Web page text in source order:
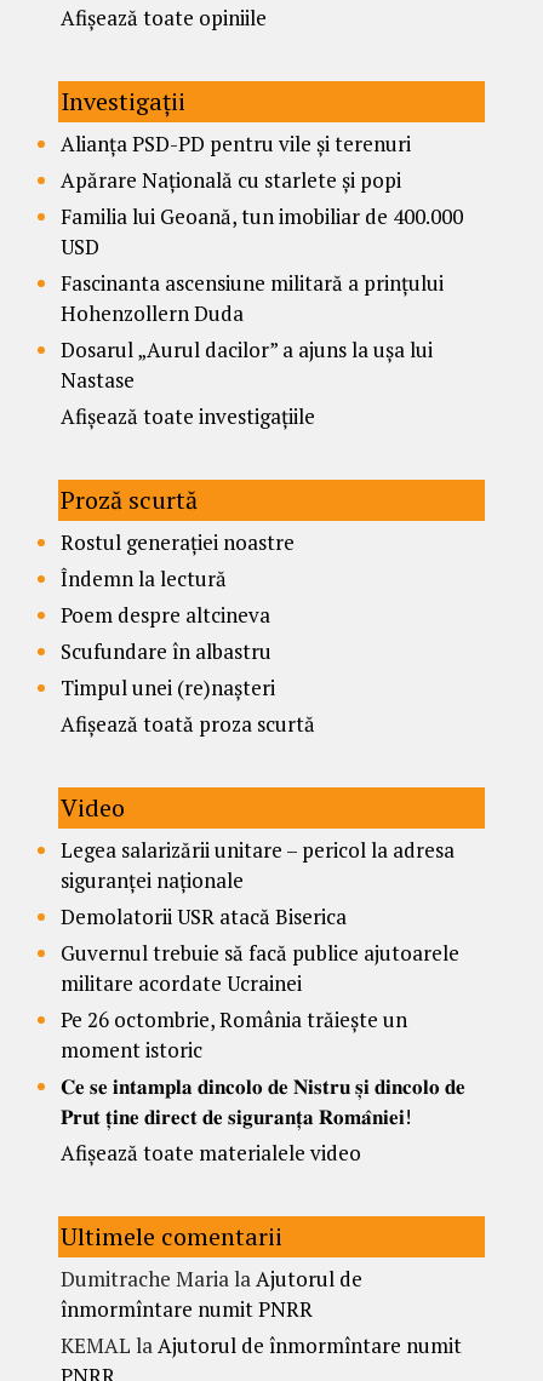
Afișează toate opiniile
Investigații
Alianța PSD-PD pentru vile și terenuri
Apărare Națională cu starlete și popi
Familia lui Geoană, tun imobiliar de 400.000
USD
Fascinanta ascensiune militară a prințului
Hohenzollern Duda
Dosarul „Aurul dacilor” a ajuns la ușa lui
Nastase
Afișează toate investigațiile
Proză scurtă
Rostul generației noastre
Îndemn la lectură
Poem despre altcineva
Scufundare în albastru
Timpul unei (re)nașteri
Afișează toată proza scurtă
Video
Legea salarizării unitare – pericol la adresa
siguranței naționale
Demolatorii USR atacă Biserica
Guvernul trebuie să facă publice ajutoarele
militare acordate Ucrainei
Pe 26 octombrie, România trăiește un
moment istoric
𝐂𝐞 𝐬𝐞 𝐢𝐧𝐭𝐚𝐦𝐩𝐥𝐚 𝐝𝐢𝐧𝐜𝐨𝐥𝐨 𝐝𝐞 𝐍𝐢𝐬𝐭𝐫𝐮 𝐬̦𝐢 𝐝𝐢𝐧𝐜𝐨𝐥𝐨 𝐝𝐞
𝐏𝐫𝐮𝐭 𝐭̦𝐢𝐧𝐞 𝐝𝐢𝐫𝐞𝐜𝐭 𝐝𝐞 𝐬𝐢𝐠𝐮𝐫𝐚𝐧𝐭̦𝐚 𝐑𝐨𝐦𝐚̂𝐧𝐢𝐞𝐢!
Afișează toate materialele video
Ultimele comentarii
Dumitrache MarialaAjutorul de
înmormîntare numit PNRR
KEMAL laAjutorul de înmormîntare numit
PNRR